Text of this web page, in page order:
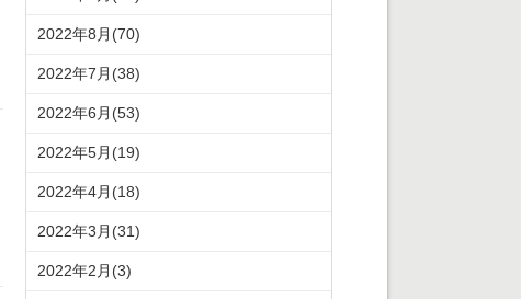
2022年8月(70)
2022年7月(38)
2022年6月(53)
2022年5月(19)
2022年4月(18)
2022年3月(31)
2022年2月(3)